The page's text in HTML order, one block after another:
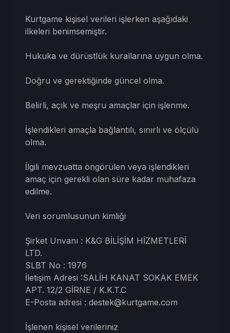
Kurtgame kişisel verileri işlerken aşağıdaki
ilkeleri benimsemiştir.
Hukuka ve dürüstlük kurallarına uygun olma.
Doğru ve gerektiğinde güncel olma.
Belirli, açık ve meşru amaçlar için işlenme.
İşlendikleri amaçla bağlantılı, sınırlı ve ölçülü
olma.
İlgili mevzuatta öngörülen veya işlendikleri
amaç için gerekli olan süre kadar muhafaza
edilme.
Veri sorumlusunun kimliği
Şirket Unvanı : K&G BİLİŞİM HİZMETLERİ
LTD.
SLBT No : 1976
İletişim Adresi :SALİH KANAT SOKAK EMEK
APT. 12/2 GİRNE / K.K.T.C
E-Posta adresi : destek@kurtgame.com
İşlenen kişisel verileriniz